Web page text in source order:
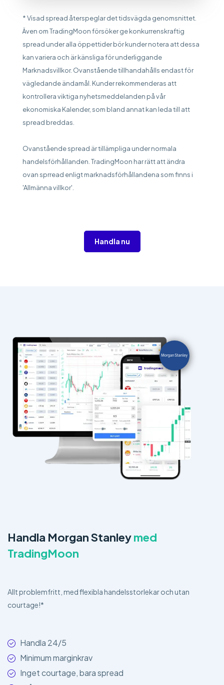
* Visad spread återspeglar det tidsvägda genomsnittet.
Även om TradingMoon försöker ge konkurrenskraftig
spread under alla öppettider bör kunder notera att dessa
kan variera och är känsliga för underliggande
Marknadsvillkor. Ovanstående tillhandahålls endast för
vägledande ändamål. Kunder rekommenderas att
kontrollera viktiga nyhetsmeddelanden på vår
ekonomiska Kalender, som bland annat kan leda till att
spread breddas.
Ovanstående spread är tillämpliga under normala
handelsförhållanden. TradingMoon har rätt att ändra
ovan sprread enligt marknadsförhållandena som finns i
'Allmänna villkor'.
Handla nu
Handla Morgan Stanleymed
TradingMoon
Allt problemfritt, med flexibla handelsstorlekar och utan
courtage!*
Handla 24/5
Minimum marginkrav
Inget courtage, bara spread